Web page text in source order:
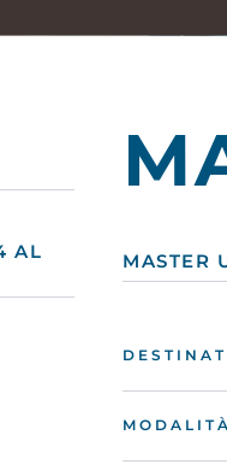
AL
MASTER